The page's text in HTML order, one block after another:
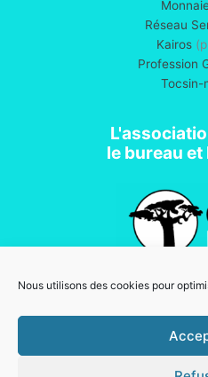
Nous utilisons des cookies pour
Réseau
Kairos
Profession
Tocsin-
le bureau